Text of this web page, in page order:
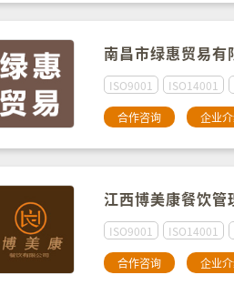
南昌市绿惠贸易有
ISO9001 ISO14001
合作咨询 企业
江西博美康餐饮管
ISO9001 ISO14001
合作咨询 企业